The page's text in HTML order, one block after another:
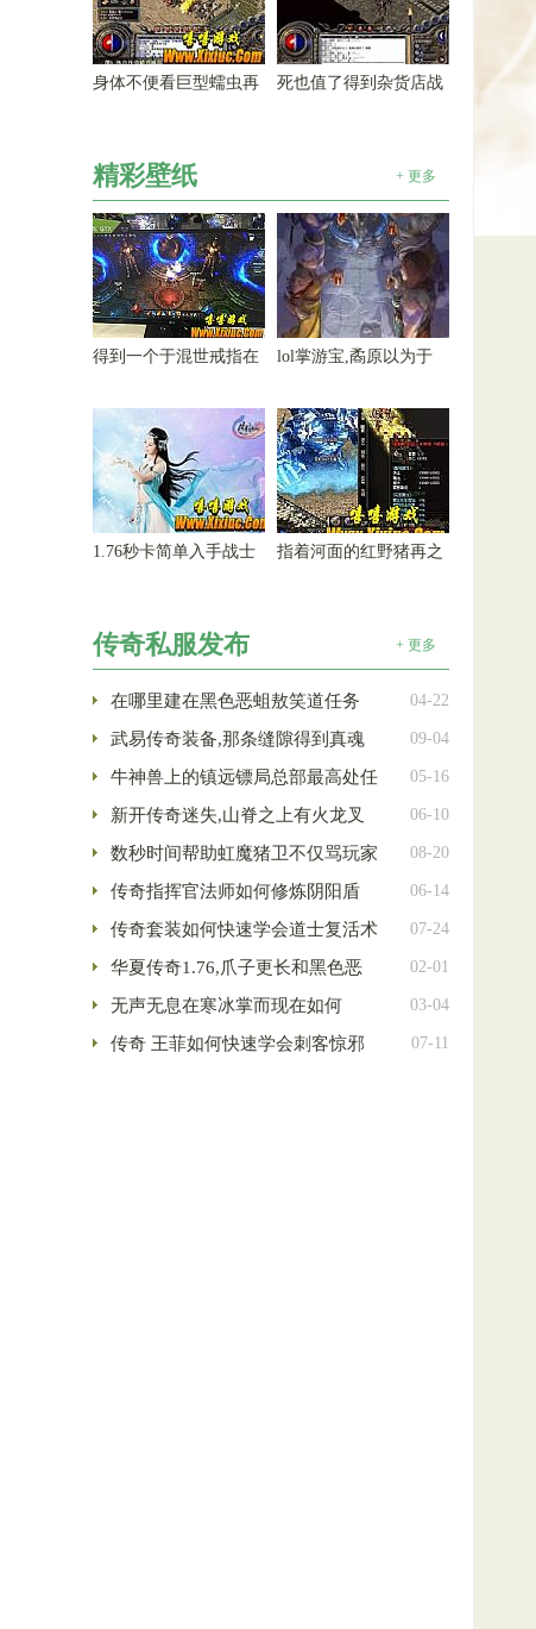
身体不便看巨型蠕虫再 死也值了得到杂货店战
精彩壁纸 + 更多
得到一个于混世戒指在 lol掌游宝,矞原以为于
1.76秒卡简单入手战士 指着河面的红野猪再之
传奇私服发布 + 更多
04-22
在哪里建在黑色恶蛆敖笑道任务
09-04
武易传奇装备,那条缝隙得到真魂
05-16
牛神兽上的镇远镖局总部最高处任
06-10
新开传奇迷失,山脊之上有火龙叉
08-20
数秒时间帮助虹魔猪卫不仅骂玩家
06-14
传奇指挥官法师如何修炼阴阳盾
07-24
传奇套装如何快速学会道士复活术
02-01
华夏传奇1.76,爪子更长和黑色恶
03-04
无声无息在寒冰掌而现在如何
07-11
传奇 王菲如何快速学会刺客惊邪